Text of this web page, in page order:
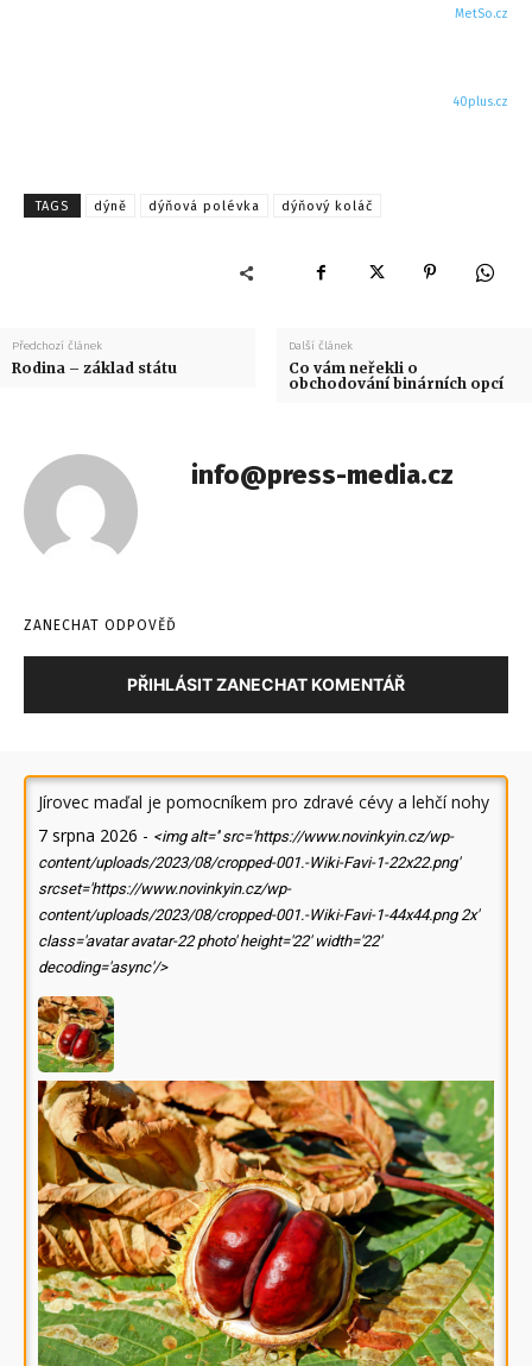
MetSo.cz
40plus.cz
TAGS dýně dýňová polévka dýňový koláč
Předchozí článek
Rodina – základ státu
Další článek
Co vám neřekli o
obchodování binárních opcí
info@press-media.cz
ZANECHAT ODPOVĚĎ
PŘIHLÁSIT ZANECHAT KOMENTÁŘ
Jírovec maďal je pomocníkem pro zdravé cévy a lehčí nohy
7 srpna 2026 - <img alt='' src='https://www.novinkyin.cz/wp-
content/uploads/2023/08/cropped-001.-Wiki-Favi-1-22x22.png'
srcset='https://www.novinkyin.cz/wp-
content/uploads/2023/08/cropped-001.-Wiki-Favi-1-44x44.png 2x'
class='avatar avatar-22 photo' height='22' width='22'
decoding='async'/>